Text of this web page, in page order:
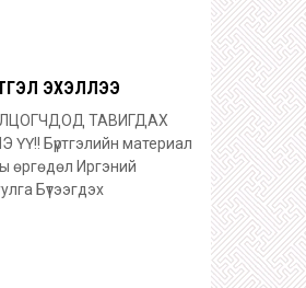
ЭХЭЛЛЭЭ
ТАВИГДАХ
Бүртгэлийн материал
өргөдөл Иргэний
Бүтээгдэх